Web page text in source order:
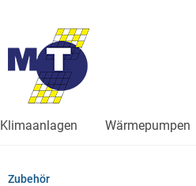
Klimaanlagen Wärmepumpen
Zubehör